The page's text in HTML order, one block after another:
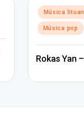
Posted
in
Música
Música pop
Rokas Yan